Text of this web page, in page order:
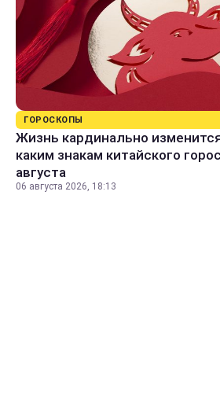
ГОРОСКОПЫ
Жизнь кардинально
каким знакам китайского
августа
06 августа 2026, 18:13